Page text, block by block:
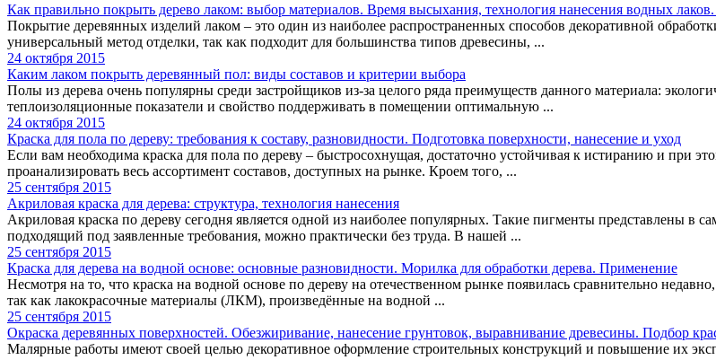
Как правильно покрыть дерево лаком: выбор материалов. Время высыхания, технология нанесения водных
Покрытие деревянных изделий лаком – это один из наиболее распространенных способов декоративной
универсальный метод отделки, так как подходит для большинства типов древесины, ...
24 октября 2015
Каким лаком покрыть деревянный пол: виды составов и критерии выбора
Полы из дерева очень популярны среди застройщиков из-за целого ряда преимуществ данного материала:
теплоизоляционные показатели и свойство поддерживать в помещении оптимальную ...
24 октября 2015
Краска для пола по дереву: требования к составу, разновидности. Подготовка поверхности, нанесение и уход
Если вам необходима краска для пола по дереву – быстросохнущая, достаточно устойчивая к истиранию и при
проанализировать весь ассортимент составов, доступных на рынке. Кроем того, ...
25 сентября 2015
Акриловая краска для дерева: структура, технология нанесения
Акриловая краска по дереву сегодня является одной из наиболее популярных. Такие пигменты представлены в
подходящий под заявленные требования, можно практически без труда. В нашей ...
25 сентября 2015
Краска для дерева на водной основе: основные разновидности. Морилка для обработки дерева. Применение
Несмотря на то, что краска на водной основе по дереву на отечественном рынке появилась сравнительно
так как лакокрасочные материалы (ЛКМ), произведённые на водной ...
25 сентября 2015
Окраска деревянных поверхностей. Обезжиривание, нанесение грунтовок, выравнивание древесины. Подбор
Малярные работы имеют своей целью декоративное оформление строительных конструкций и повышение их